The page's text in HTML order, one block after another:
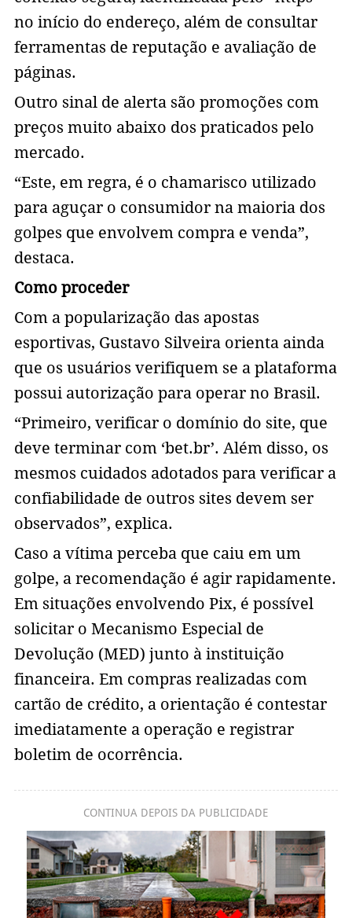
no início do endereço, além de consultar
ferramentas de reputação e avaliação de
páginas.
Outro sinal de alerta são promoções com
preços muito abaixo dos praticados pelo
mercado.
“Este, em regra, é o chamarisco utilizado
para aguçar o consumidor na maioria dos
golpes que envolvem compra e venda”,
destaca.
Como proceder
Com a popularização das apostas
esportivas, Gustavo Silveira orienta ainda
que os usuários verifiquem se a plataforma
possui autorização para operar no Brasil.
“Primeiro, verificar o domínio do site, que
deve terminar com ‘bet.br’. Além disso, os
mesmos cuidados adotados para verificar a
confiabilidade de outros sites devem ser
observados”, explica.
Caso a vítima perceba que caiu em um
golpe, a recomendação é agir rapidamente.
Em situações envolvendo Pix, é possível
solicitar o Mecanismo Especial de
Devolução (MED) junto à instituição
financeira. Em compras realizadas com
cartão de crédito, a orientação é contestar
imediatamente a operação e registrar
boletim de ocorrência.
CONTINUA DEPOIS DA PUBLICIDADE